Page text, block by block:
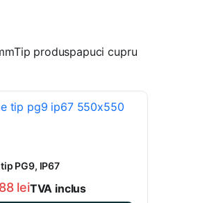
produspapuci cupru
PG9, IP67
leiTVA inclus